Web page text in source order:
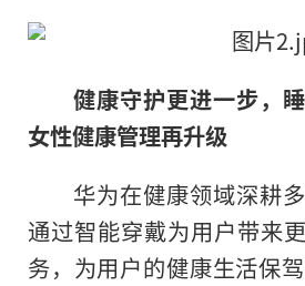
健康守护更进一步，
女性健康管理再升级
华为在健康领域深耕
通过智能穿戴为用户带来
务，为用户的健康生活保驾